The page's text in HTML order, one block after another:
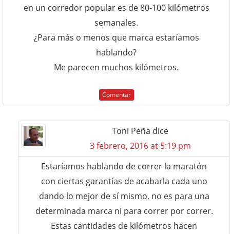
en un corredor popular es de 80-100 kilómetros
semanales.
¿Para más o menos que marca estaríamos
hablando?
Me parecen muchos kilómetros.
Comentar
Toni Peña dice
3 febrero, 2016 at 5:19 pm
Estaríamos hablando de correr la maratón
con ciertas garantías de acabarla cada uno
dando lo mejor de sí mismo, no es para una
determinada marca ni para correr por correr.
Estas cantidades de kilómetros hacen